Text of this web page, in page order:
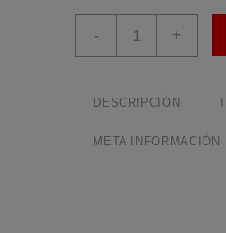
-
LED
Paquete
cantidad
+
DESCRIPCIÓN
META INFORMACIÓN